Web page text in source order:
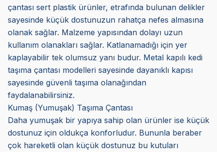
çantası sert plastik ürünler, etrafında bulunan delikler
sayesinde küçük dostunuzun rahatça nefes almasına
olanak sağlar. Malzeme yapısından dolayı uzun
kullanım olanakları sağlar. Katlanamadığı için yer
kaplayabilir tek olumsuz yanı budur. Metal kapılı kedi
taşıma çantası modelleri sayesinde dayanıklı kapısı
sayesinde güvenli taşıma olanağından
faydalanabilirsiniz.
Kumaş (Yumuşak) Taşıma Çantası
Daha yumuşak bir yapıya sahip olan ürünler ise küçük
dostunuz için oldukça konforludur. Bununla beraber
çok hareketli olan küçük dostunuz bu kutuları